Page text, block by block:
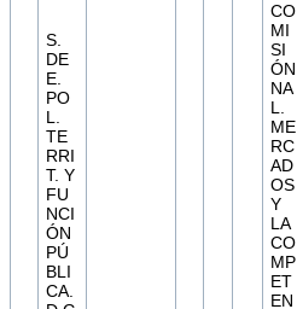
S.
DE
E.
PO
L.
TE
RRI
T. Y
FU
NCI
ÓN
PÚ
BLI
CA.
CO
MI
SI
ÓN
NA
L.
ME
RC
AD
OS
Y
LA
CO
MP
ET
EN